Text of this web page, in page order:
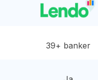
39+ banker